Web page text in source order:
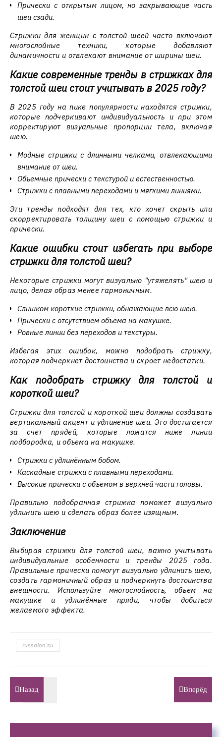
Прически с открытым лицом, но закрывающие часть
шеи сзади.
Стрижки для женщин с толстой шеей часто включают
многослойные техники, которые добавляют
динамичности и отвлекают внимание от ширины шеи.
Какие современные тренды в стрижках для
толстой шеи стоит учитывать в 2025 году?
В 2025 году на пике популярности находятся стрижки,
которые подчеркивают индивидуальность и при этом
корректируют визуальные пропорции тела, включая
шею.
Модные стрижки с длинными челками, отвлекающими
внимание от шеи.
Объемные прически с текстурой и естественностью.
Стрижки с плавными переходами и мягкими линиями.
Эти тренды подходят для тех, кто хочет скрыть или
скорректировать толщину шеи с помощью стрижки и
прически.
Какие ошибки стоит избегать при выборе
стрижки для толстой шеи?
Некоторые стрижки могут визуально "утяжелять" шею и
лицо, делая образ менее гармоничным.
Слишком короткие стрижки, обнажающие всю шею.
Прически с отсутствием объема на макушке.
Ровные линии без переходов и текстуры.
Избегая этих ошибок, можно подобрать стрижку,
которая подчеркнет достоинства и скроет недостатки.
Как подобрать стрижку для толстой и
короткой шеи?
Стрижки для толстой и короткой шеи должны создавать
вертикальный акцент и удлинение шеи. Это достигается
за счет прядей, которые ложатся ниже линии
подбородка, и объема на макушке.
Стрижки с удлинённым бобом.
Каскадные стрижки с плавными переходами.
Высокие прически с объемом в верхней части головы.
Правильно подобранная стрижка поможет визуально
удлинить шею и сделать образ более изящным.
Заключение
Выбирая стрижки для толстой шеи, важно учитывать
индивидуальные особенности и тренды 2025 года.
Правильные прически помогут визуально удлинить шею,
создать гармоничный образ и подчеркнуть достоинства
внешности. Используйте многослойность, объем на
макушке и удлинённые пряди, чтобы добиться
желаемого эффекта.
russalon.su
Назад Вперёд